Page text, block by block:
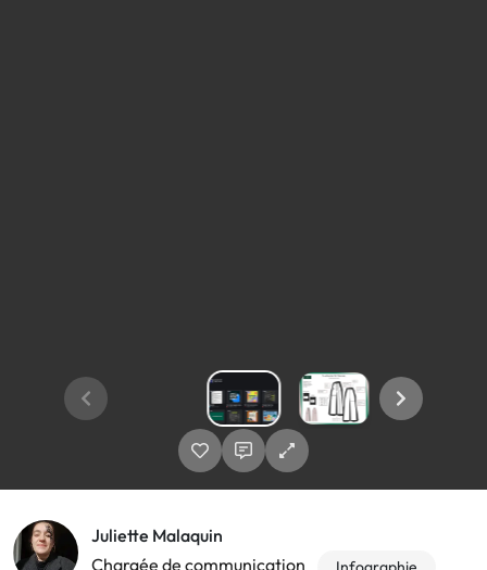
Juliette Malaquin
Chargée de communication